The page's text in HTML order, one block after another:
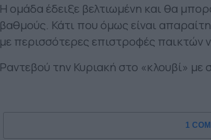
Η ομάδα έδειξε βελτιωμένη και θα
βαθμούς. Κάτι που όμως είναι
με περισσότερες επιστροφές παικτών
Ραντεβού την Κυριακή στο «κλουβί» με
1